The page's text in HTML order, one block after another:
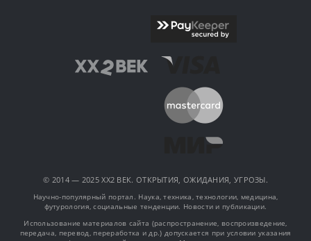
© 2014 — 2025 XX2 ВЕК. ОТКРЫТИЯ, ОЖИДАНИЯ, УГРОЗЫ.
Научно-популярный портал. Наука, техника, технологии, медицина,
футурология, социальные тенденции. Новости и публикации.
Использование материалов сайта (распространение, воспроизведение,
передача, перевод, переработка и др.) допускается при условии указания